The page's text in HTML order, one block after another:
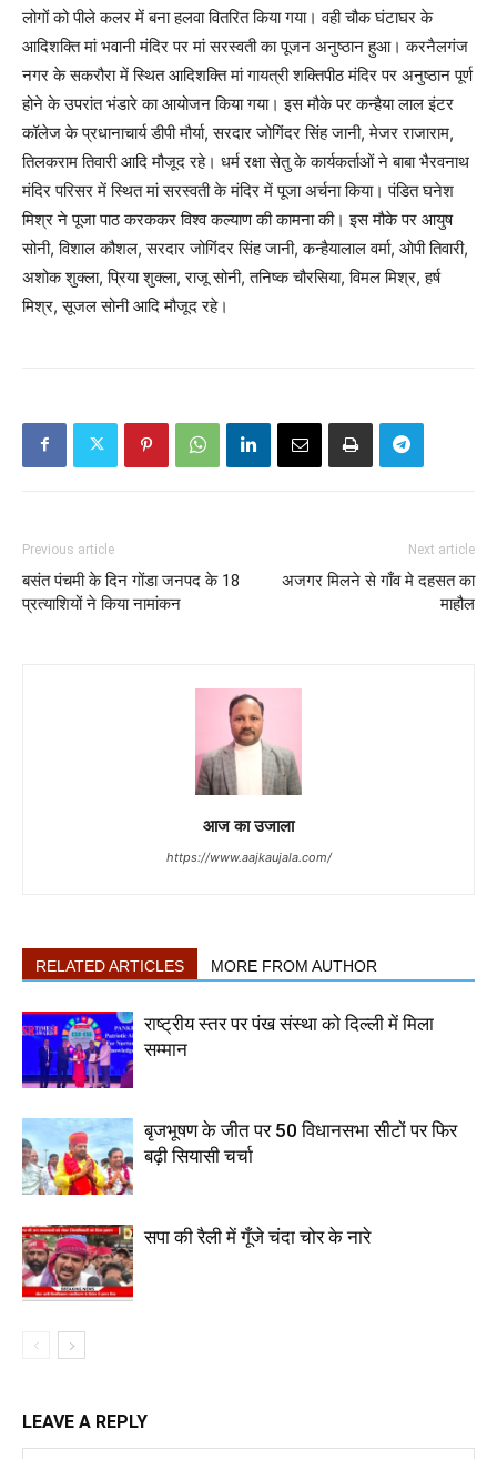
लोगों को पीले कलर में बना हलवा वितरित किया गया। वही चौक घंटाघर के
आदिशक्ति मां भवानी मंदिर पर मां सरस्वती का पूजन अनुष्ठान हुआ। करनैलगंज
नगर के सकरौरा में स्थित आदिशक्ति मां गायत्री शक्तिपीठ मंदिर पर अनुष्ठान पूर्ण
होने के उपरांत भंडारे का आयोजन किया गया। इस मौके पर कन्हैया लाल इंटर
कॉलेज के प्रधानाचार्य डीपी मौर्या, सरदार जोगिंदर सिंह जानी, मेजर राजाराम,
तिलकराम तिवारी आदि मौजूद रहे। धर्म रक्षा सेतु के कार्यकर्ताओं ने बाबा भैरवनाथ
मंदिर परिसर में स्थित मां सरस्वती के मंदिर में पूजा अर्चना किया। पंडित घनेश
मिश्र ने पूजा पाठ करककर विश्व कल्याण की कामना की। इस मौके पर आयुष
सोनी, विशाल कौशल, सरदार जोगिंदर सिंह जानी, कन्हैयालाल वर्मा, ओपी तिवारी,
अशोक शुक्ला, प्रिया शुक्ला, राजू सोनी, तनिष्क चौरसिया, विमल मिश्र, हर्ष
मिश्र, सूजल सोनी आदि मौजूद रहे।
Previous article
बसंत पंचमी के दिन गोंडा जनपद के 18
प्रत्याशियों ने किया नामांकन
Next article
अजगर मिलने से गाँव मे दहसत का
माहौल
आज का उजाला
https://www.aajkaujala.com/
RELATED ARTICLES MORE FROM AUTHOR
राष्ट्रीय स्तर पर पंख संस्था को दिल्ली में मिला
सम्मान
बृजभूषण के जीत पर 50 विधानसभा सीटों पर फिर
बढ़ी सियासी चर्चा
सपा की रैली में गूँजे चंदा चोर के नारे
LEAVE A REPLY